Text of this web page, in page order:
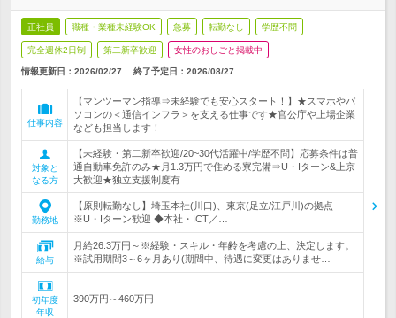
正社員 職種・業種未経験OK 急募 転勤なし 学歴不問
完全週休2日制 第二新卒歓迎 女性のおしごと掲載中
情報更新日：2026/02/27 終了予定日： 2026/08/27
仕事内容
【マンツーマン指導⇒未経験でも安心スタート！】★スマホやパ
ソコンの＜通信インフラ＞を支える仕事です★官公庁や上場企業
なども担当します！
対象と
なる方
【未経験・第二新卒歓迎/20~30代活躍中/学歴不問】応募条件は普
通自動車免許のみ★月1.3万円で住める寮完備⇒U・Iターン&上京
大歓迎★独立支援制度有
勤務地
【原則転勤なし】埼玉本社(川口)、東京(足立/江戸川)の拠点
※U・Iターン歓迎 ◆本社・ICT／…
給与
月給26.3万円～※経験・スキル・年齢を考慮の上、決定します。
※試用期間3～6ヶ月あり(期間中、待遇に変更はありませ…
初年度
年収
390万円～460万円